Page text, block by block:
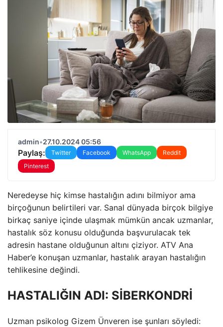
admin•27.10.2024 05:56
Paylaş: Twitter Facebook WhatsApp
Reddit
Pinterest
Neredeyse hiç kimse hastalığın adını bilmiyor ama
birçoğunun belirtileri var. Sanal dünyada birçok bilgiye
birkaç saniye içinde ulaşmak mümkün ancak uzmanlar,
hastalık söz konusu olduğunda başvurulacak tek
adresin hastane olduğunun altını çiziyor. ATV Ana
Haber’e konuşan uzmanlar, hastalık arayan hastalığın
tehlikesine değindi.
HASTALIĞIN ADI: SİBERKONDRİ
Uzman psikolog Gizem Ünveren ise şunları söyledi: